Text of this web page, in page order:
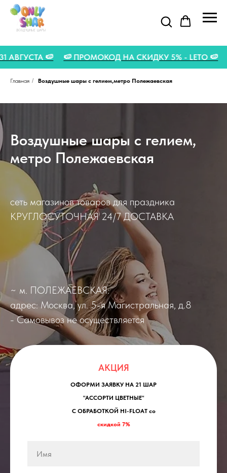
ДО 31 АВГУСТА 🍉 🍉 ПРОМОКОД НА СКИДКУ 5% -
Главная / Воздушные шары с гелием,метро Полежаевская
Воздушные шары с гелием,
метро Полежаевская
сеть магазинов товаров для праздника
КРУГЛОСУТОЧНАЯ 24/7 ДОСТАВКА
~ м. ПОЛЕЖАЕВСКАЯ:
адрес: Москва, ул. 5-я Магистральная, д.8
- Самовывоз не осуществляется
АКЦИЯ
ОФОРМИ ЗАЯВКУ НА 21 ШАР
"АССОРТИ ЦВЕТНЫЕ"
С ОБРАБОТКОЙ HI-FLOAT со
скидкой 7%